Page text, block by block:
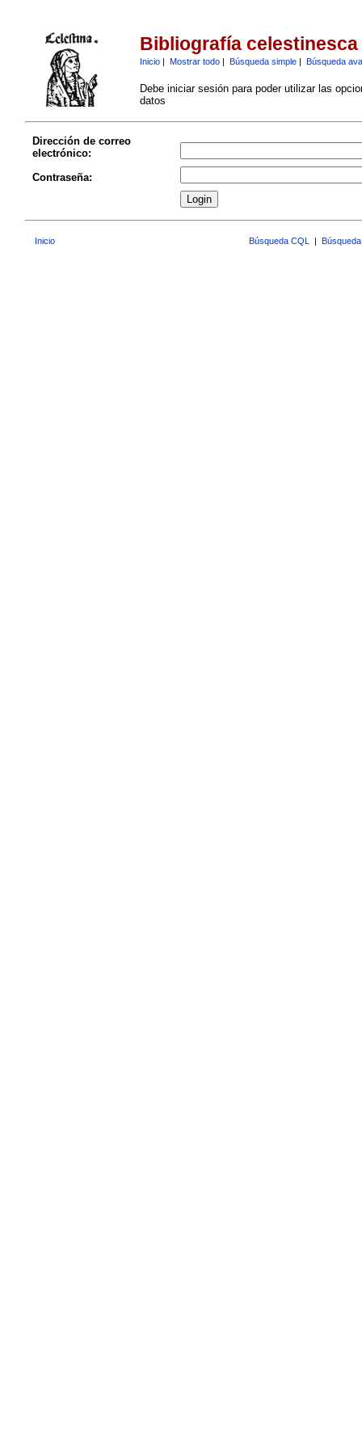
Bibliografía celestinesca
Inicio| Mostrar todo| Búsqueda simple| Búsqueda
Debe iniciar sesión para poder utilizar las
datos
Dirección de correo
electrónico:
Contraseña:
Inicio Búsqueda CQL |